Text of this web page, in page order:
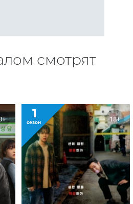
смотрят
1
сезон 18+